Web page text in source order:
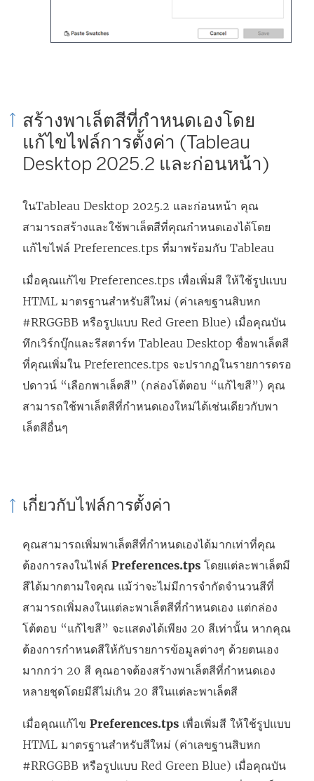
สร้างพาเล็ตสีที่กําหนดเองโดย
แก้ไขไฟล์การตั้งค่า (Tableau
Desktop 2025.2 และก่อนหน้า)
ในTableau Desktop 2025.2 และก่อนหน้า คุณ
สามารถสร้างและใช้พาเล็ตสีที่คุณกําหนดเองได้โดย
แก้ไขไฟล์ Preferences.tps ที่มาพร้อมกับ Tableau
เมื่อคุณแก้ไข Preferences.tps เพื่อเพิ่มสี ให้ใช้รูปแบบ
HTML มาตรฐานสำหรับสีใหม่ (ค่าเลขฐานสิบหก
#RRGGBB หรือรูปแบบ Red Green Blue) เมื่อคุณบัน
ทึกเวิร์กบุ๊กและรีสตาร์ท Tableau Desktop ชื่อพาเล็ตสี
ที่คุณเพิ่มใน Preferences.tps จะปรากฏในรายการดรอ
ปดาวน์ “เลือกพาเล็ตสี” (กล่องโต้ตอบ “แก้ไขสี”) คุณ
สามารถใช้พาเล็ตสีที่กำหนดเองใหม่ได้เช่นเดียวกับพา
เล็ตสีอื่นๆ
เกี่ยวกับไฟล์การตั้งค่า
คุณสามารถเพิ่มพาเล็ตสีที่กำหนดเองได้มากเท่าที่คุณ
ต้องการลงในไฟล์ Preferences.tps โดยแต่ละพาเล็ตมี
สีได้มากตามใจคุณ แม้ว่าจะไม่มีการจำกัดจำนวนสีที่
สามารถเพิ่มลงในแต่ละพาเล็ตสีที่กำหนดเอง แต่กล่อง
โต้ตอบ “แก้ไขสี” จะแสดงได้เพียง 20 สีเท่านั้น หากคุณ
ต้องการกำหนดสีให้กับรายการข้อมูลต่างๆ ด้วยตนเอง
มากกว่า 20 สี คุณอาจต้องสร้างพาเล็ตสีที่กำหนดเอง
หลายชุดโดยมีสีไม่เกิน 20 สีในแต่ละพาเล็ตสี
เมื่อคุณแก้ไข Preferences.tps เพื่อเพิ่มสี ให้ใช้รูปแบบ
HTML มาตรฐานสำหรับสีใหม่ (ค่าเลขฐานสิบหก
#RRGGBB หรือรูปแบบ Red Green Blue) เมื่อคุณบัน